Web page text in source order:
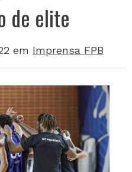
de elite
em Imprensa FPB